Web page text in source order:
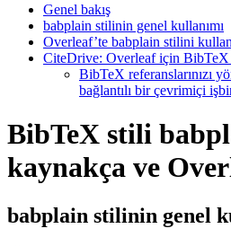
Genel bakış
babplain stilinin genel kullanımı
Overleaf’te babplain stilini
CiteDrive: Overleaf için
BibTeX referanslarınızı
bağlantılı bir çevrimiçi
BibTeX stili
kaynakça ve
babplain stilinin genel